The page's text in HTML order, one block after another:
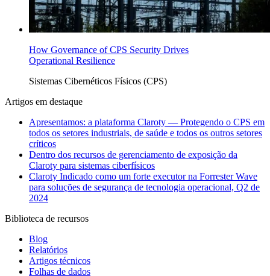
How Governance of CPS Security Drives
Operational Resilience
Sistemas Cibernéticos Físicos (CPS)
Artigos em destaque
Apresentamos: a plataforma Claroty — Protegendo o CPS em
todos os setores industriais, de saúde e todos os outros setores
críticos
Dentro dos recursos de gerenciamento de exposição da
Claroty para sistemas ciberfísicos
Claroty Indicado como um forte executor na Forrester Wave
para soluções de segurança de tecnologia operacional, Q2 de
2024
Biblioteca de recursos
Blog
Relatórios
Artigos técnicos
Folhas de dados